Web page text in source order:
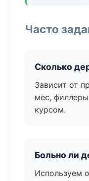
Часто
Сколько
Зависит от
мес,
курсом.
Больно ли
Используем